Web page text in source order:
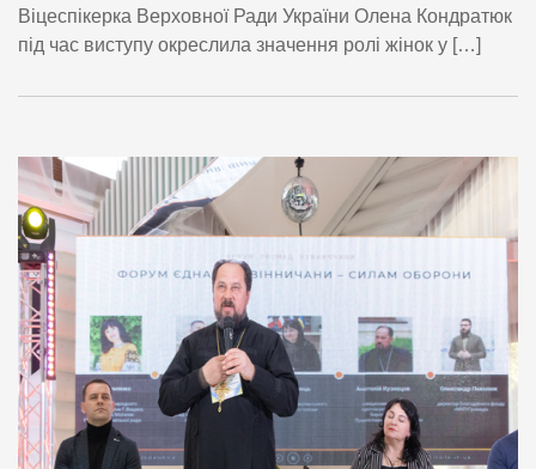
Віцеспікерка Верховної Ради України Олена Кондратюк
під час виступу окреслила значення ролі жінок у […]